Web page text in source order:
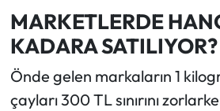
MARKETLERDE
KADARA SATILIYOR?
Önde gelen markaların 1
çayları 300 TL sınırını